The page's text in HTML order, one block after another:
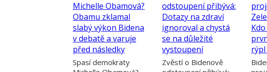
Spasí demokraty
Zvěstí o Bidenově